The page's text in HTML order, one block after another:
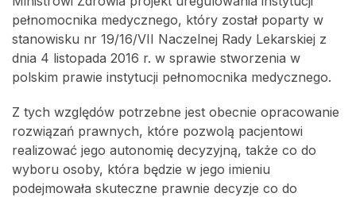
pełnomocnika medycznego, który został poparty w
stanowisku nr 19/16/VII Naczelnej Rady Lekarskiej z
dnia 4 listopada 2016 r. w sprawie stworzenia w
polskim prawie instytucji pełnomocnika medycznego.
Z tych względów potrzebne jest obecnie opracowanie
rozwiązań prawnych, które pozwolą pacjentowi
realizować jego autonomię decyzyjną, także co do
wyboru osoby, która będzie w jego imieniu
podejmowała skuteczne prawnie decyzje co do